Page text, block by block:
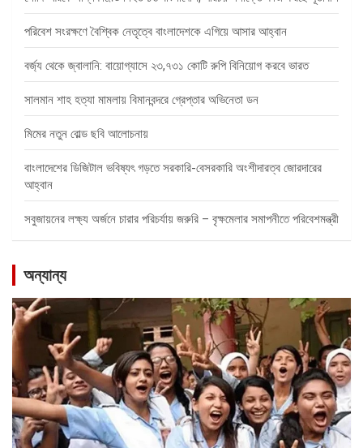
পরিবেশ সংরক্ষণে বৈশ্বিক নেতৃত্বে বাংলাদেশকে এগিয়ে আসার আহ্বান
বর্জ্য থেকে জ্বালানি: বায়োগ্যাসে ২৩,৭৩১ কোটি রুপি বিনিয়োগ করবে ভারত
সালমান শাহ হত্যা মামলায় বিমানবন্দরে গ্রেপ্তার অভিনেতা ডন
মিমের নতুন বোল্ড ছবি আলোচনায়
বাংলাদেশের ডিজিটাল ভবিষ্যৎ গড়তে সরকারি-বেসরকারি অংশীদারত্ব জোরদারের
আহ্বান
সবুজায়নের লক্ষ্য অর্জনে চারার পরিচর্যায় জরুরি – বৃক্ষমেলার সমাপনীতে পরিবেশমন্ত্রী
অন্যান্য